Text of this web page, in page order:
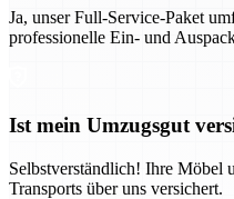
Ja, unser Full-Service-Paket
professionelle Ein- und
Ist mein Umzugsgut
Selbstverständlich! Ihre Möbel
Transports über uns versichert.